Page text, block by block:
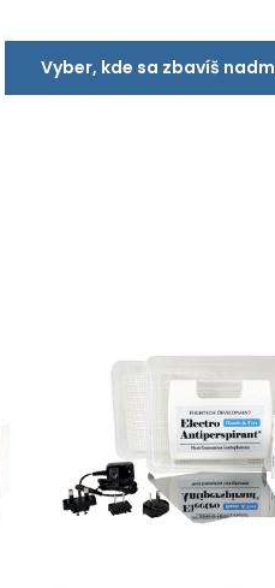
Vyber, kde sa zbavíš